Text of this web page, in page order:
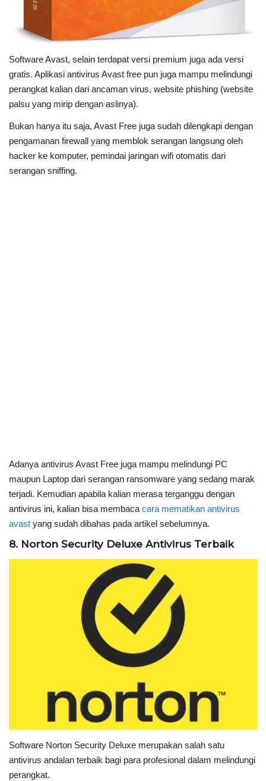
Software Avast, selain terdapat versi premium juga ada versi
gratis. Aplikasi antivirus Avast free pun juga mampu melindungi
perangkat kalian dari ancaman virus, website phishing (website
palsu yang mirip dengan aslinya).
Bukan hanya itu saja, Avast Free juga sudah dilengkapi dengan
pengamanan firewall yang memblok serangan langsung oleh
hacker ke komputer, pemindai jaringan wifi otomatis dari
serangan sniffing.
Adanya antivirus Avast Free juga mampu melindungi PC
maupun Laptop dari serangan ransomware yang sedang marak
terjadi. Kemudian apabila kalian merasa terganggu dengan
antivirus ini, kalian bisa membaca cara mematikan antivirus
avast yang sudah dibahas pada artikel sebelumnya.
8. Norton Security Deluxe Antivirus Terbaik
Software Norton Security Deluxe merupakan salah satu
antivirus andalan terbaik bagi para profesional dalam melindungi
perangkat.